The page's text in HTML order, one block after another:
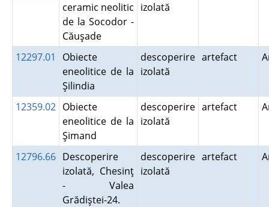
ceramic neolitic
de la Socodor -
Căuşade
izolată
12297.01
Obiecte
eneolitice de la
Şilindia
descoperire
izolată
artefact
12359.02 Obiecte
eneolitice de la
Şimand
descoperire
izolată
artefact
12796.66 Descoperire
izolată, Chesinţ
- Valea
Grădiştei-24.
descoperire
izolată
artefact